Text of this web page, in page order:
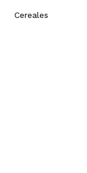
Cereales